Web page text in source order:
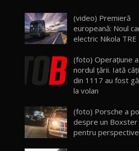
(video) Premieră
europeană: Noul
electric Nikola TRE
(foto) Operaţiune
nordul ţării. Iată
din 1117 au fost
la volan
(foto) Porsche a
despre un Boxster
pentru